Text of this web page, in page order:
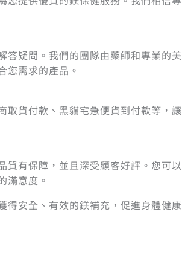
答疑問。我們的團隊由藥師和專業的美
您需求的產品。
取貨付款、黑貓宅急便貨到付款等，讓
質有保障，並且深受顧客好評。您可以
滿意度。
得安全、有效的鎂補充，促進身體健康